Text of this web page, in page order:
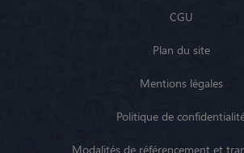
CGU
Plan du site
Mentions légales
Politique de
Modalités de référencement et